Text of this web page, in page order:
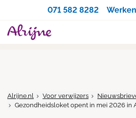
071 582 8282
Alrijne.nl Voor verwijzers
Gezondheidsloket opent in mei 2026 in